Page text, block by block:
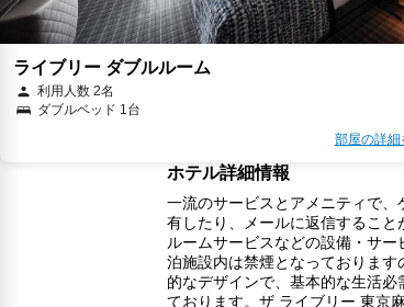
ライブリー ダブルルーム
利用人数 2名
ダブルベッド 1台
部屋の詳細
ホテル詳細情報
一流のサービスとアメニティで
有したり、メールに返信すること
ルームサービスなどの設備・サ
泊施設内は禁煙となっておりま
的なデザインで、基本的な生活
ております。ザ ライブリー 東京